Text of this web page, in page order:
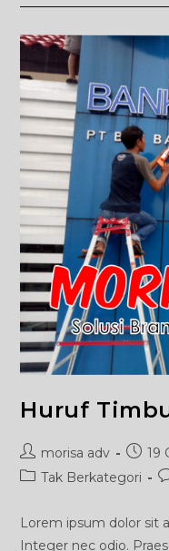
Huruf
Post
author:
morisa adv
Post19
PostTak Berkategori
Lorem ipsum dolor sit
Integer nec odio.